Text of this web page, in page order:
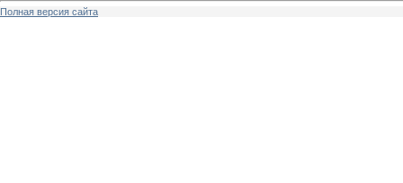
Полная версия сайта